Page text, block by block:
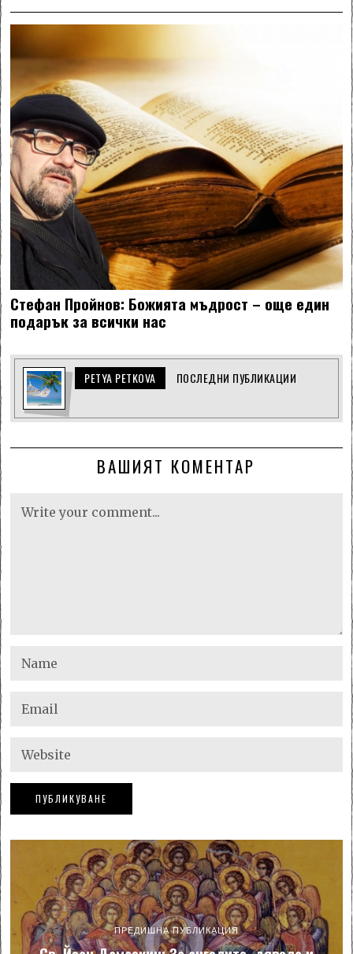
Стефан Пройнов: Божията мъдрост – още един
подарък за всички нас
PETYA PETKOVA ПОСЛЕДНИ ПУБЛИКАЦИИ
ВАШИЯТ КОМЕНТАР
ПРЕДИШНА ПУБЛИКАЦИЯ